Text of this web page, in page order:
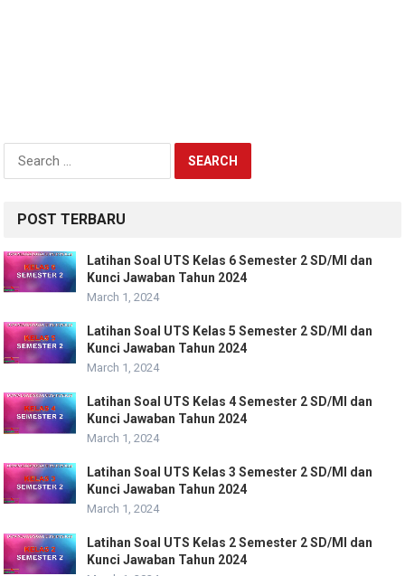
Search
POST TERBARU
Latihan Soal UTS Kelas 6 Semester 2 SD/MI dan
Kunci Jawaban Tahun 2024
March 1, 2024
Latihan Soal UTS Kelas 5 Semester 2 SD/MI dan
Kunci Jawaban Tahun 2024
March 1, 2024
Latihan Soal UTS Kelas 4 Semester 2 SD/MI dan
Kunci Jawaban Tahun 2024
March 1, 2024
Latihan Soal UTS Kelas 3 Semester 2 SD/MI dan
Kunci Jawaban Tahun 2024
March 1, 2024
Latihan Soal UTS Kelas 2 Semester 2 SD/MI dan
Kunci Jawaban Tahun 2024